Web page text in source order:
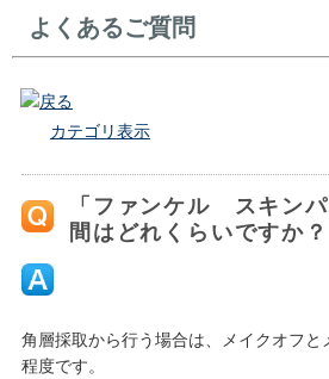
よくあるご質問
戻る
カテゴリ表示
「ファンケル スキン
間はどれくらいですか？
角層採取から行う場合は、メイクオフ
程度です。